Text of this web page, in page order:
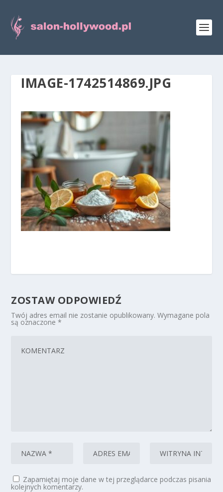
IMAGE-1742514869.JPG
ZOSTAW ODPOWIEDŹ
Twój adres email nie zostanie opublikowany. Wymagane pola
są oznaczone*
Zapamiętaj moje dane w tej przeglądarce podczas pisania
kolejnych komentarzy.